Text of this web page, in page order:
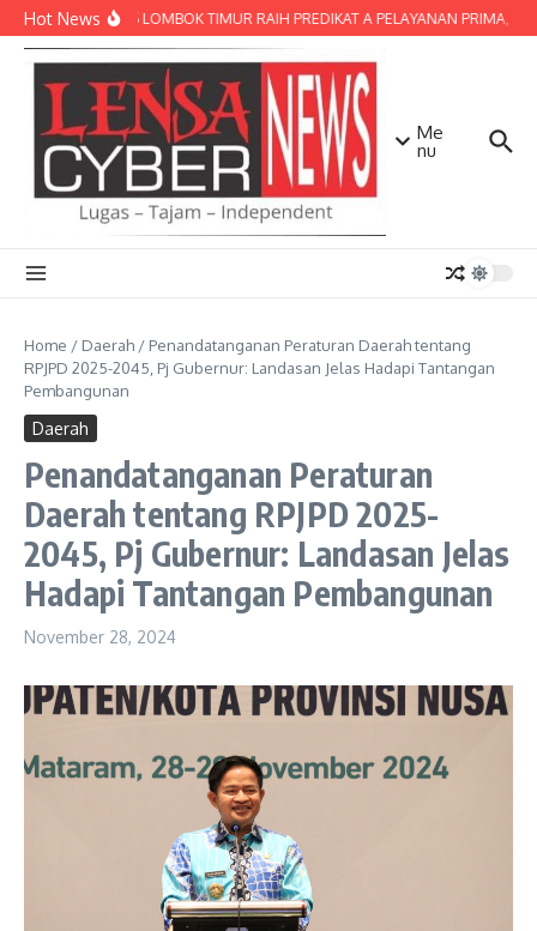
Lewati ke konten
Hot NewsPOLRES LOMBOK TIMUR RAIH PREDIKAT A PELAYANAN PRIMA,
Me
nu
Home / Daerah / Penandatanganan Peraturan Daerah tentang
RPJPD 2025-2045, Pj Gubernur: Landasan Jelas Hadapi Tantangan
Pembangunan
Daerah
Penandatanganan Peraturan
Daerah tentang RPJPD 2025-
2045, Pj Gubernur: Landasan Jelas
Hadapi Tantangan Pembangunan
November 28, 2024